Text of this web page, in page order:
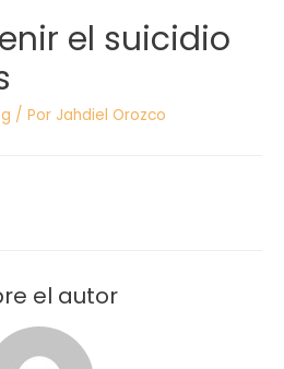
el suicidio
/ Por Jahdiel Orozco
el autor